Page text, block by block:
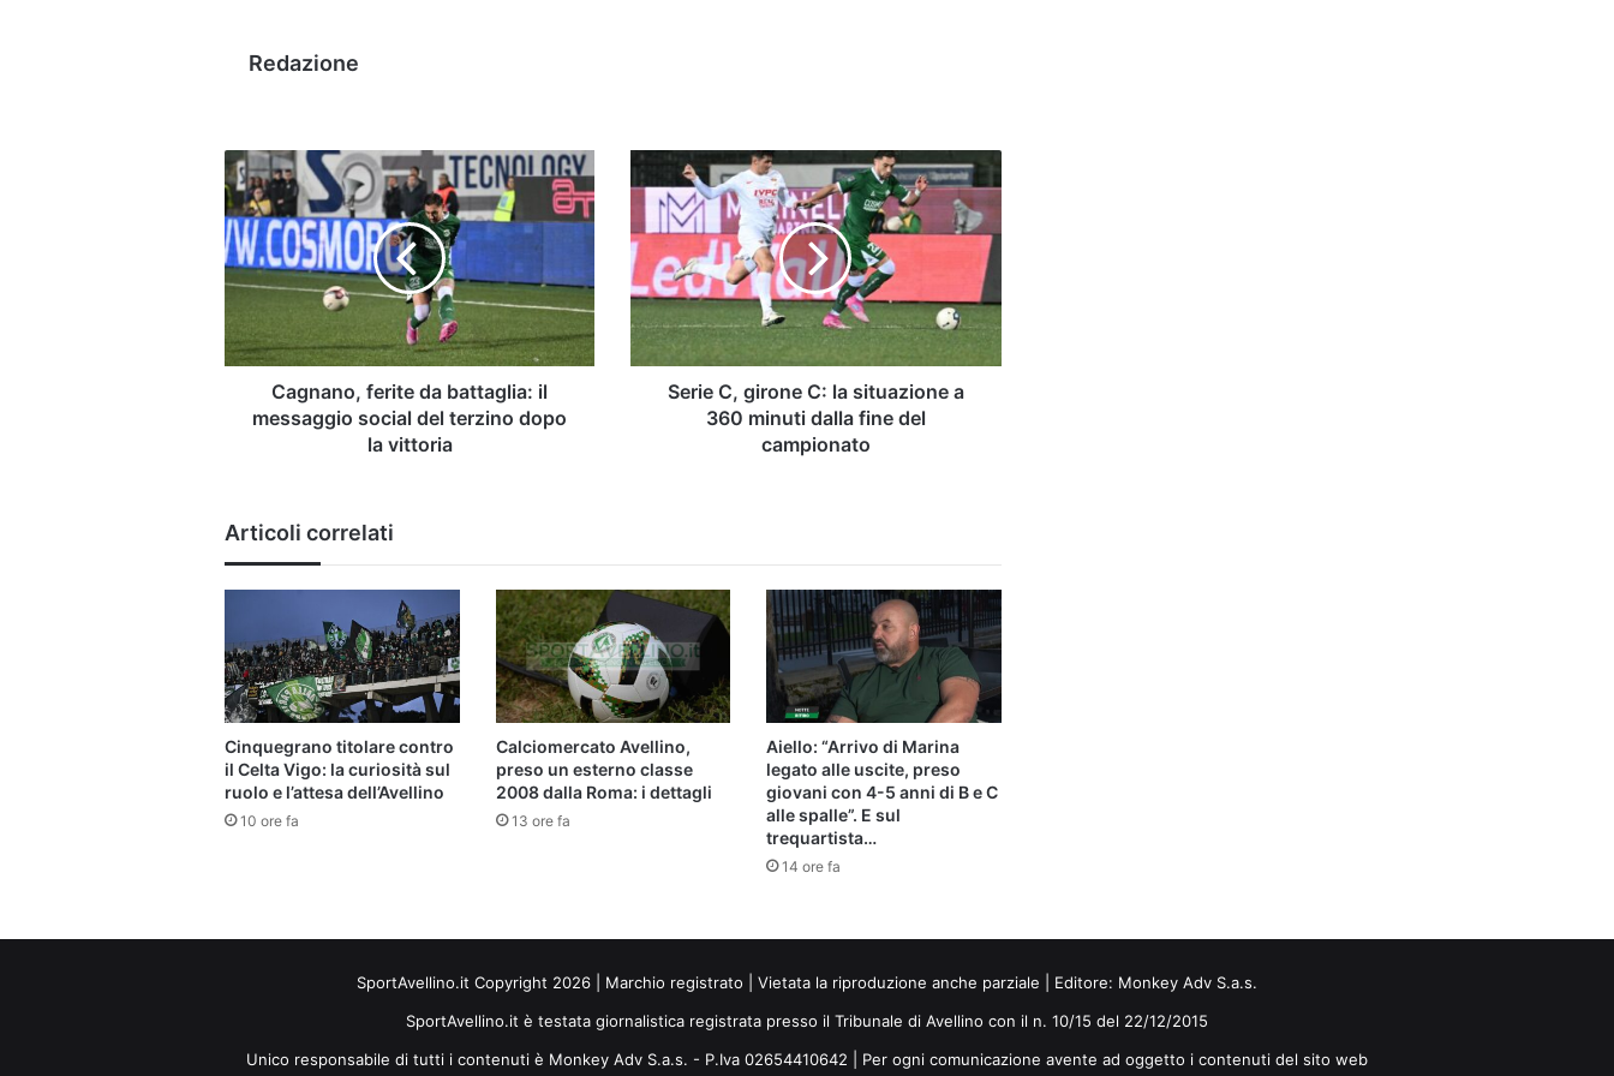
Redazione
Cagnano,
ferite
da
battaglia:
il
messaggio
del
terzino
Cagnano, ferite da battaglia: il
messaggio social del terzino dopo
la vittoria
Serie
C,
girone
C:
la
situazione
a
360
minuti
Serie C, girone C: la situazione a
360 minuti dalla fine del
campionato
Articoli correlati
Cinquegrano titolare contro
il Celta Vigo: la curiosità sul
ruolo e l’attesa dell’Avellino
10 ore fa
Calciomercato Avellino,
preso un esterno classe
2008 dalla Roma: i dettagli
13 ore fa
Aiello: “Arrivo di Marina
legato alle uscite, preso
giovani con 4-5 anni di B e C
alle spalle”. E sul
trequartista…
14 ore fa
SportAvellino.it Copyright 2026 | Marchio registrato | Vietata la riproduzione anche parziale | Editore: Monkey Adv S.a.s.
SportAvellino.it è testata giornalistica registrata presso il Tribunale di Avellino con il n. 10/15 del 22/12/2015
Unico responsabile di tutti i contenuti è Monkey Adv S.a.s. - P.Iva 02654410642 | Per ogni comunicazione avente ad oggetto i contenuti del sito web